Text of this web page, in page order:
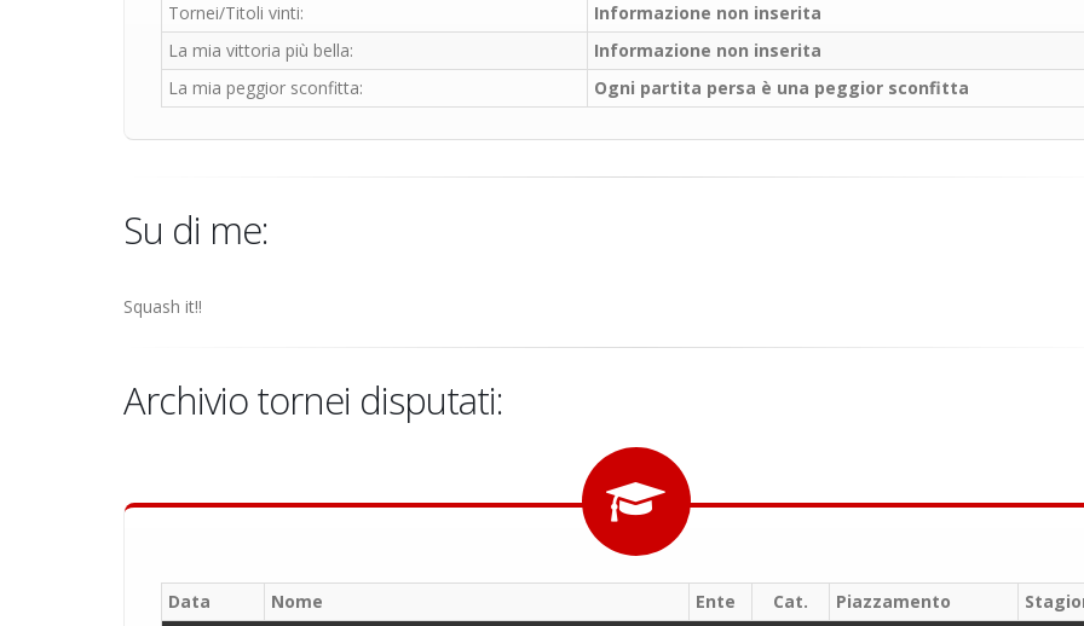
Tornei/Titoli vinti:
Informazione non inserita
La mia vittoria più bella:
Informazione non inserita
La mia peggior sconfitta:
Ogni partita persa è una peggior sconfitta
Su di me:
Squash it!!
Archivio tornei disputati:
Data Nome Ente Cat. Piazzamento
come fare per
un mio amico?
Devo chiamare il
online?